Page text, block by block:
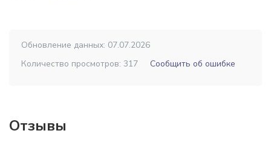
Обновление данных: 07.07.2026
Количество просмотров: 317
Сообщить об ошибке
Отзывы